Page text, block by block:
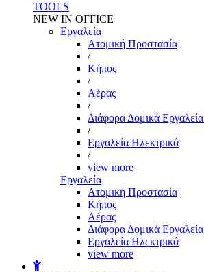
TOOLS
NEW IN OFFICE
Εργαλεία
Aτομική Προστασία
/
Kήπος
/
Αέρας
/
Διάφορα Δομικά
/
Εργαλεία Ηλεκτρικά
/
view more
Εργαλεία
Aτομική Προστασία
Kήπος
Αέρας
Διάφορα Δομικά
Εργαλεία Ηλεκτρικά
view more